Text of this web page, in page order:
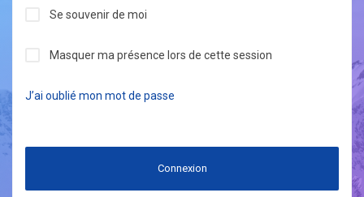
Se souvenir de moi
Masquer ma présence lors de cette session
J’ai oublié mon mot de passe
Connexion